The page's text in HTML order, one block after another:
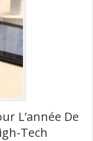
L’année De
Tech